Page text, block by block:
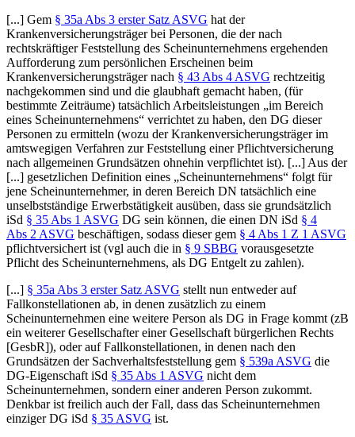
[...] Gem § 35a Abs 3 erster Satz ASVG hat der
Krankenversicherungsträger bei Personen, die der nach
rechtskräftiger Feststellung des Scheinunternehmens ergehenden
Aufforderung zum persönlichen Erscheinen beim
Krankenversicherungsträger nach § 43 Abs 4 ASVG rechtzeitig
nachgekommen sind und die glaubhaft gemacht haben, (für
bestimmte Zeiträume) tatsächlich Arbeitsleistungen „im Bereich
eines Scheinunternehmens“ verrichtet zu haben, den DG dieser
Personen zu ermitteln (wozu der Krankenversicherungsträger im
amtswegigen Verfahren zur Feststellung einer Pflichtversicherung
nach allgemeinen Grundsätzen ohnehin verpflichtet ist). [...] Aus der
[...] gesetzlichen Definition eines „Scheinunternehmens“ folgt für
jene Scheinunternehmer, in deren Bereich DN tatsächlich eine
unselbstständige Erwerbstätigkeit ausüben, dass sie grundsätzlich
iSd § 35 Abs 1 ASVG DG sein können, die einen DN iSd § 4
Abs 2 ASVG beschäftigen, sodass dieser gem § 4 Abs 1 Z 1 ASVG
pflichtversichert ist (vgl auch die in § 9 SBBG vorausgesetzte
Pflicht des Scheinunternehmens, als DG Entgelt zu zahlen).
[...] § 35a Abs 3 erster Satz ASVG stellt nun entweder auf
Fallkonstellationen ab, in denen zusätzlich zu einem
Scheinunternehmen eine weitere Person als DG in Frage kommt (zB
ein weiterer Gesellschafter einer Gesellschaft bürgerlichen Rechts
[GesbR]), oder auf Fallkonstellationen, in denen nach den
Grundsätzen der Sachverhaltsfeststellung gem § 539a ASVG die
DG-Eigenschaft iSd § 35 Abs 1 ASVG nicht dem
Scheinunternehmen, sondern einer anderen Person zukommt.
Denkbar ist freilich auch der Fall, dass das Scheinunternehmen
einziger DG iSd § 35 ASVG ist.